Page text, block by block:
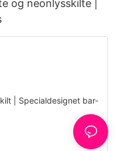
og neonlysskilte |